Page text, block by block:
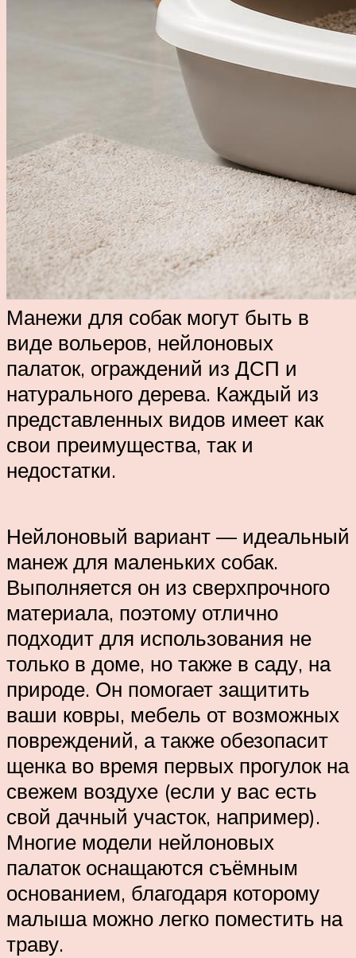
Манежи для собак могут быть в
виде вольеров, нейлоновых
палаток, ограждений из ДСП и
натурального дерева. Каждый из
представленных видов имеет как
свои преимущества, так и
недостатки.
Нейлоновый вариант — идеальный
манеж для маленьких собак.
Выполняется он из сверхпрочного
материала, поэтому отлично
подходит для использования не
только в доме, но также в саду, на
природе. Он помогает защитить
ваши ковры, мебель от возможных
повреждений, а также обезопасит
щенка во время первых прогулок на
свежем воздухе (если у вас есть
свой дачный участок, например).
Многие модели нейлоновых
палаток оснащаются съёмным
основанием, благодаря которому
малыша можно легко поместить на
траву.